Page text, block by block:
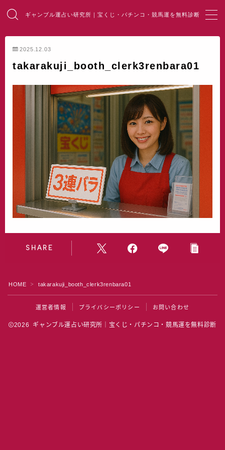
ギャンブル運占い研究所｜宝くじ・パチンコ・競馬運を無料診断
MENU
HOME
宝くじ占い
パチンコ占い
競馬・麻雀占い
開運・風水
2025.12.03
takarakuji_booth_clerk3renbara01
SHARE
HOME ＞ takarakuji_booth_clerk3renbara01
運営者情報 プライバシーポリシー お問い合わせ
2026 ギャンブル運占い研究所｜宝くじ・パチンコ・競馬運を無料診断